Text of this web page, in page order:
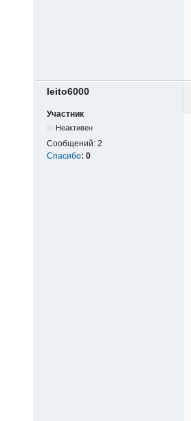
leito6000
Участник
Неактивен
Сообщений: 2
Спасибо: 0